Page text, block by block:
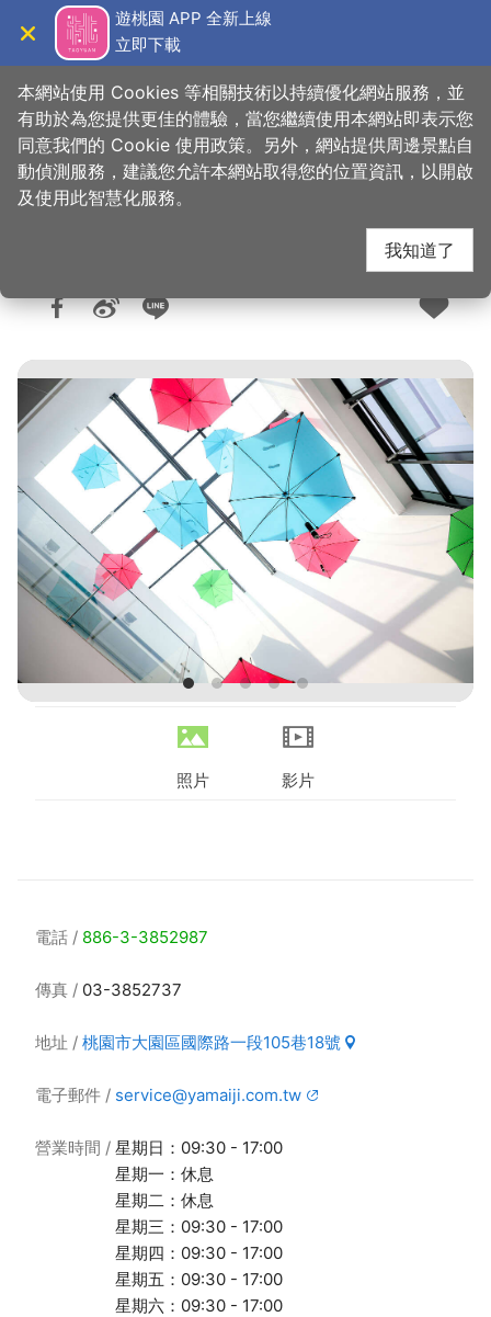
主
遊桃園 APP 全新上線
立即下載
首頁 > 購好物 > 購物快搜
國巨洋傘文創園區
人氣：4262
照片 影片
電話 886-3-3852987
傳真 03-3852737
地址 桃園市大園區國際路一段105巷18號
電子郵件 service@yamaiji.com.tw
營業時間
星期日：09:30 - 17:00
星期一：休息
星期二：休息
星期三：09:30 - 17:00
星期四：09:30 - 17:00
星期五：09:30 - 17:00
星期六：09:30 - 17:00
本網站使用 Cookies 等相關技術以持續優化網站服務，並
有助於為您提供更佳的體驗，當您繼續使用本網站即表示您
同意我們的 Cookie 使用政策。另外，網站提供周邊景點自
動偵測服務，建議您允許本網站取得您的位置資訊，以開啟
及使用此智慧化服務。
我知道了